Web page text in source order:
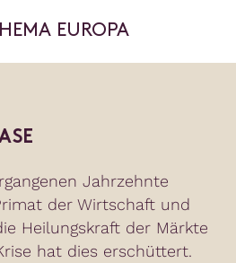
EUROPA
Jahrzehnte
der Wirtschaft und
Heilungskraft der Märkte
hat dies erschüttert.